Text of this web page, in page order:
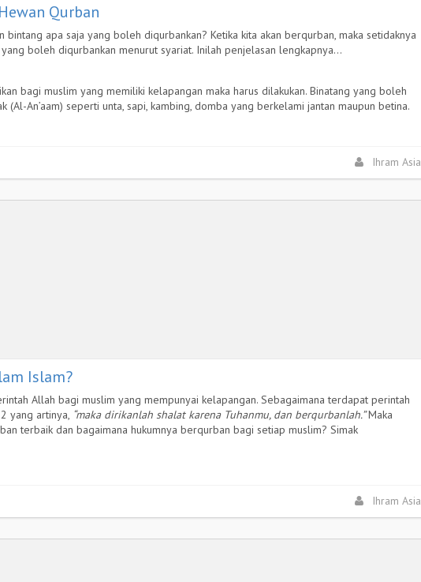
Qurban
bintang apa saja yang boleh diqurbankan? Ketika kita akan berqurban, maka setidaknya
boleh diqurbankan menurut syariat. Inilah penjelasan lengkapnya…
bagi muslim yang memiliki kelapangan maka harus dilakukan. Binatang yang boleh
(Al-An’aam) seperti unta, sapi, kambing, domba yang berkelami jantan maupun betina.
Ihram Asia
Islam?
Allah bagi muslim yang mempunyai kelapangan. Sebagaimana terdapat perintah
yang artinya, “maka dirikanlah shalat karena Tuhanmu, dan berqurbanlah.”Maka
terbaik dan bagaimana hukumnya berqurban bagi setiap muslim? Simak
Ihram Asia